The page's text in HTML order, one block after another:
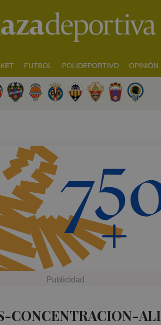
FUTBOL POLIDEPORTIVO OPINIÓN
CONCENTRACION-